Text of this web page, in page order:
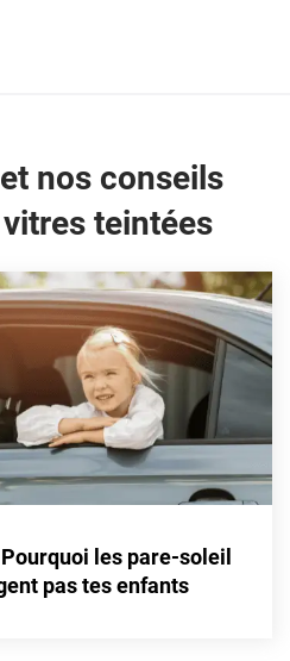
nos conseils
teintées
les pare-soleil
pas tes enfants